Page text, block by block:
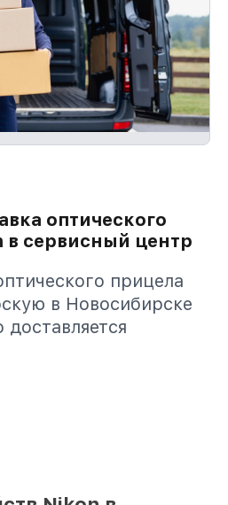
оптического
в сервисный центр
прицела
в Новосибирске
доставляется